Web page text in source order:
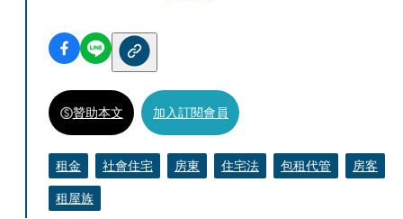
贊助本文 加入訂閱會員
租金 社會住宅 房東 住宅法 包租代管
房客
租屋族